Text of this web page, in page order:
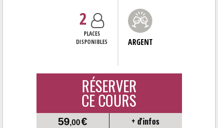
2
PLACES
DISPONIBLES
ARGENT
RÉSERVER
CE COURS
59,00€ + d'infos